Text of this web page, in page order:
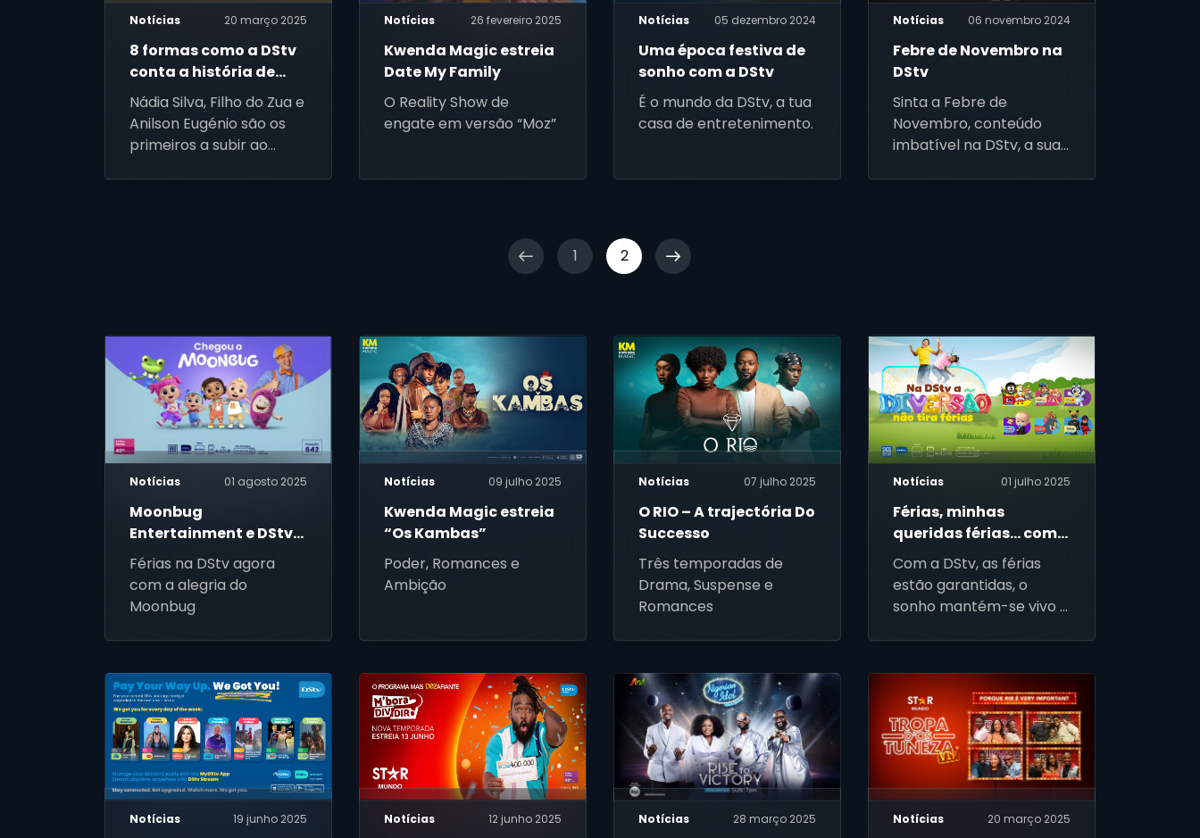
Notícias 20 março 2025
8 formas como a DStv
conta a história de
África – alto,
orgulhoso e sem filtros
Nádia Silva, Filho do Zua e
Anilson Eugénio são os
primeiros a subir ao
Notícias 26 fevereiro 2025
Kwenda Magic estreia
Date My Family
O Reality Show de
engate em versão “Moz”
Notícias 05 dezembro 2024
Uma época festiva de
sonho com a DStv
É o mundo da DStv, a tua
casa de entretenimento.
Notícias 06 novembro 2024
Febre de Novembro na
DStv
Sinta a Febre de
Novembro, conteúdo
imbatível na DStv, a sua
1 2
Notícias 01 agosto 2025
Moonbug
Entertainment e DStv
lançam o primeiro
canal Moonbug em
Portuguesa
Férias na DStv agora
com a alegria do
Moonbug
Notícias 09 julho 2025
Kwenda Magic estreia
“Os Kambas”
Poder, Romances e
Ambição
Notícias 07 julho 2025
O RIO – A trajectória Do
Successo
Três temporadas de
Drama, Suspense e
Romances
Notícias 01 julho 2025
Férias, minhas
queridas férias… com
a DStv!
Com a DStv, as férias
estão garantidas, o
sonho mantém-se vivo e
alegres.
Notícias 19 junho 2025 Notícias 12 junho 2025 Notícias 28 março 2025 Notícias 20 março 2025